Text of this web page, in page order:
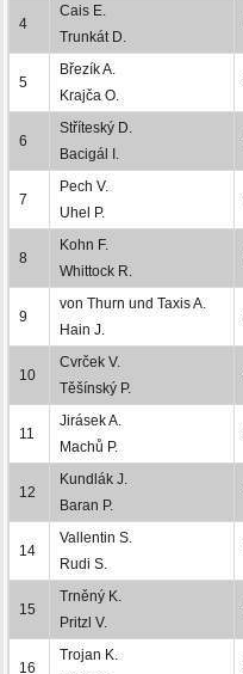
4
Cais E.
Trunkát D.
5
Březík A.
Krajča O.
6
Stříteský D.
Bacigál I.
7
Pech V.
Uhel P.
8
Kohn F.
Whittock R.
9
von Thurn und Taxis A.
Hain J.
10
Cvrček V.
Těšínský P.
11
Jirásek A.
Machů P.
12
Kundlák J.
Baran P.
14
Vallentin S.
Rudi S.
15
Trněný K.
Pritzl V.
16
Trojan K.